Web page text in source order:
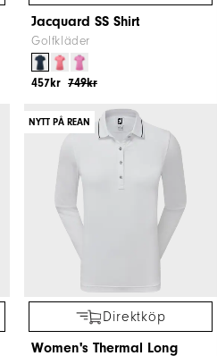
Jacquard SS Shirt
Golfkläder
749kr
457kr
NYTT PÅ REAN
Direktköp
Women's Thermal Long